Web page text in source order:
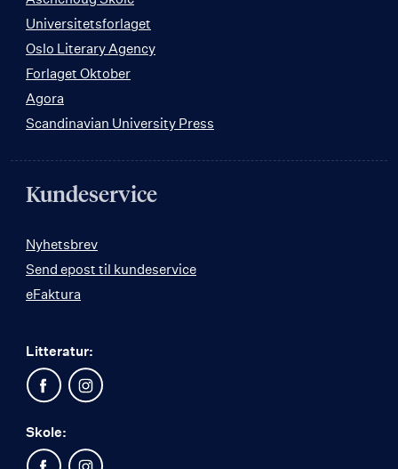
Universitetsforlaget
Oslo Literary Agency
Forlaget Oktober
Agora
Scandinavian University Press
Kundeservice
Nyhetsbrev
Send epost til kundeservice
eFaktura
Litteratur:
Skole: